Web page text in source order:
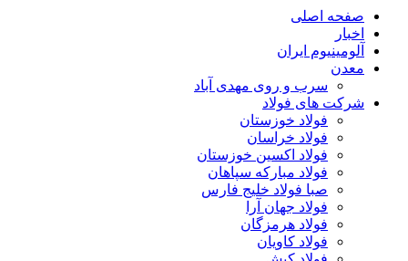
صفحه اصلی
اخبار
آلومینیوم ایران
معدن
سرب و روی مهدی آباد
شرکت های فولاد
فولاد خوزستان
فولاد خراسان
فولاد اکسین خوزستان
فولاد مبارکه سپاهان
صبا فولاد خلیج فارس
فولاد جهان آرا
فولاد هرمزگان
فولاد کاویان